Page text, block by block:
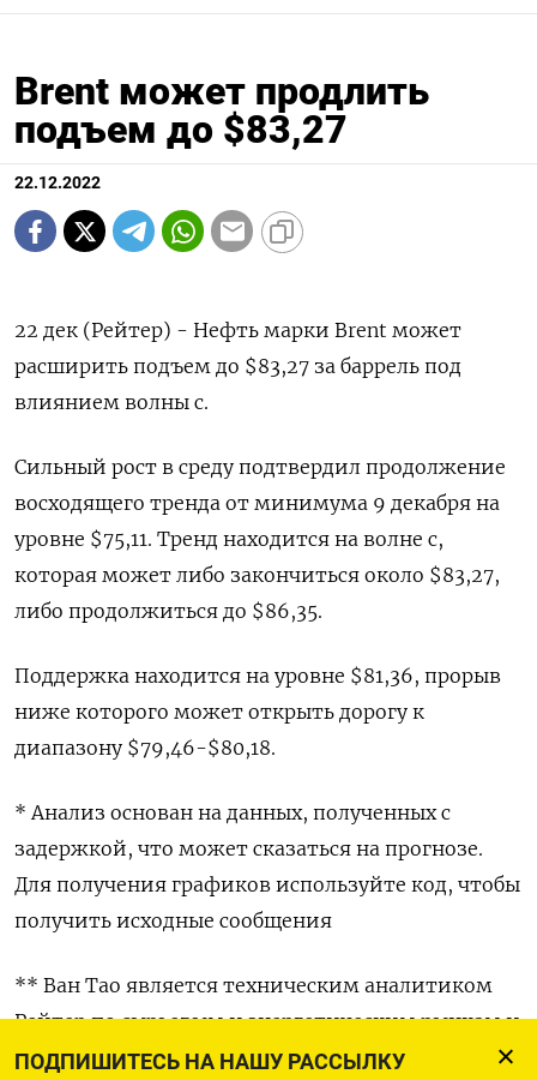
ПОДПИШИТЕСЬ НА НАШУ РАССЫЛКУ
Brent может продлить
подъем до $83,27
22.12.2022
22 дек (Рейтер) - Нефть марки Brent может
расширить подъем до $83,27 за баррель под
влиянием волны c.
Сильный рост в среду подтвердил продолжение
восходящего тренда от минимума 9 декабря на
уровне $75,11. Тренд находится на волне c,
которая может либо закончиться около $83,27,
либо продолжиться до $86,35.
Поддержка находится на уровне $81,36, прорыв
ниже которого может открыть дорогу к
диапазону $79,46-$80,18.
* Анализ основан на данных, полученных с
задержкой, что может сказаться на прогнозе.
Для получения графиков используйте код, чтобы
получить исходные сообщения
** Ван Тао является техническим аналитиком
Рейтер по сырьевым и энергетическим рынкам и
выражает собственное мнение. Информация в